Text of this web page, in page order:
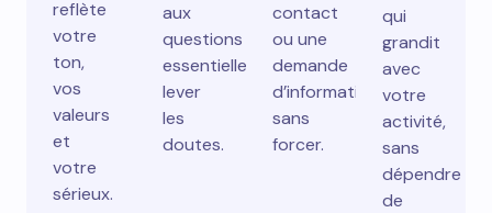
reflète
votre
ton,
vos
valeurs
et
votre
sérieux.
aux
questions
essentielles,
lever
les
doutes.
contact
ou une
demande
d’information
sans
forcer.
qui
grandit
avec
votre
activité,
sans
dépendre
de